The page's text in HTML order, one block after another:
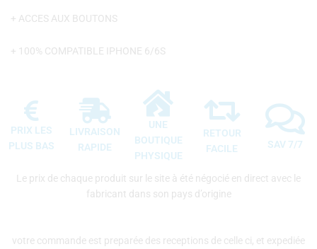
+ ACCES AUX BOUTONS
+ 100% COMPATIBLE IPHONE 6/6S
PRIX LES
PLUS BAS
LIVRAISON
RAPIDE
UNE
BOUTIQUE
PHYSIQUE
RETOUR
FACILE
SAV 7/7
Le prix de chaque produit sur le site à été négocié en direct avec le
fabricant dans son pays d’origine
votre commande est preparée des receptions de celle ci, et expediée